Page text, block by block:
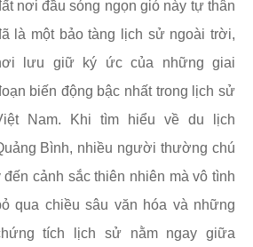
nơi đầu sóng ngọn gió này tự thân
là một bảo tàng lịch sử ngoài trời,
lưu giữ ký ức của những giai
biến động bậc nhất trong lịch sử
Nam. Khi tìm hiểu về du lịch
Bình, nhiều người thường chú
đến cảnh sắc thiên nhiên mà vô tình
qua chiều sâu văn hóa và những
tích lịch sử nằm ngay giữa